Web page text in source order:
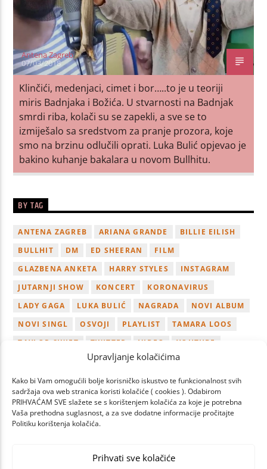
Upravljanje kolačićima
Kako bi Vam omogućili bolje korisničko iskustvo te funkcionalnost svih
sadržaja ova web stranica koristi kolačiće ( cookies ). Odabirom
PRIHVAĆAM SVE slažete se s korištenjem kolačića za koje je potrebna
Vaša prethodna suglasnost, a za sve dodatne informacije pročitajte
Politiku korištenja kolačića.
Prihvati sve kolačiće
Antena Zagreb
07/03/2018
Klinčići, medenjaci, cimet i bor…..to je u teoriji
miris Badnjaka i Božića. U stvarnosti na Badnjak
smrdi riba, kolači su se zapekli, a sve se to
izmiješalo sa sredstvom za pranje prozora, koje
smo na brzinu odlučili oprati. Luka Bulić opjevao je
bakino kuhanje bakalara u novom Bullhitu.
BY TAG
ANTENA ZAGREB ARIANA GRANDE
BILLIE EILISH
BULLHIT
DM ED SHEERAN
FILM
GLAZBENA ANKETA
HARRY STYLES
INSTAGRAM
JUTARNJI SHOW
KONCERT
KORONAVIRUS
LADY GAGA
LUKA BULIĆ NAGRADA
NOVI ALBUM
NOVI SINGL
OSVOJI PLAYLIST
TAMARA LOOS
TAYLOR SWIFT
TWITTER VIDEO
YOUTUBE